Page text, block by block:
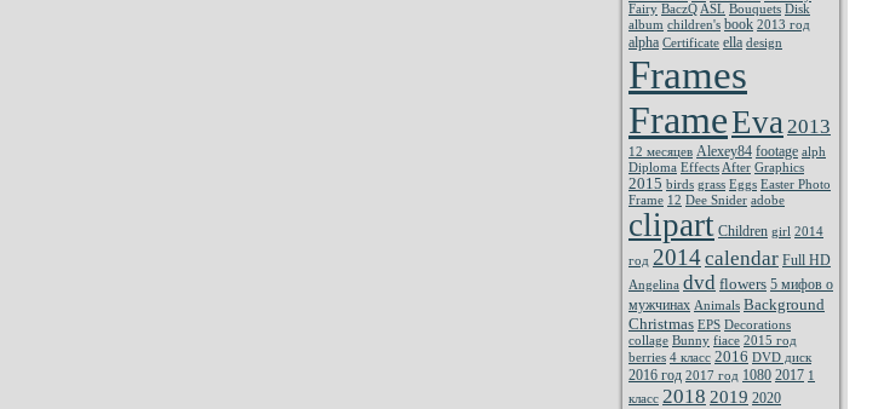
Fairy BaczQ ASL Bouquets Disk
album children's book 2013 год
alpha Certificate ella design
Frames
FrameEva 2013
12 месяцев Alexey84 footage alph
Diploma Effects After Graphics
2015 birds grass Eggs Easter Photo
Frame 12 Dee Snider adobe
clipart Children girl 2014
год 2014calendar Full HD
Angelina dvd flowers 5 мифов о
мужчинах Animals Background
Christmas EPS Decorations
collage Bunny fiace 2015 год
berries 4 класс 2016 DVD диск
2016 год 2017 год 1080 2017 1
класс 2018 2019 2020